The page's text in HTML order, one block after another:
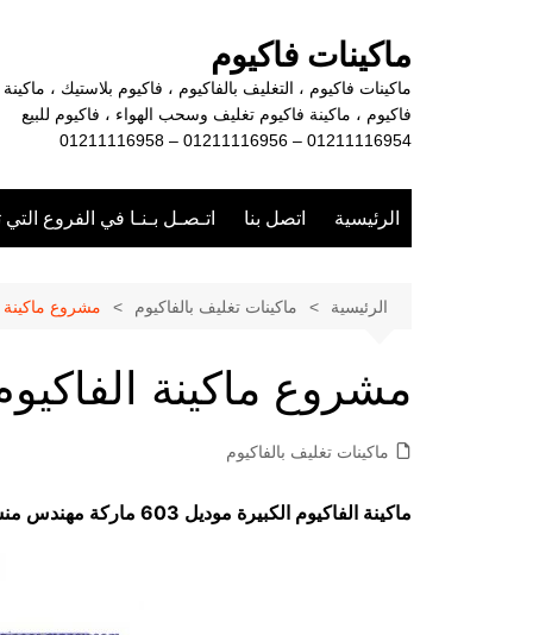
ماكينات فاكيوم
ماكينات فاكيوم ، التغليف بالفاكيوم ، فاكيوم بلاستيك ، ماكينة
فاكيوم ، ماكينة فاكيوم تغليف وسحب الهواء ، فاكيوم للبيع
01211116954 – 01211116956 – 01211116958
الرئيسية اتصل بنا اتـصـل بـنـا في الفروع
الرئيسية ماكينات تغليف بالفاكيوم مشروع ماكينة
مشروع ماكينة
ماكينات تغليف بالفاكيوم
ماكينة الفاكيوم الكبيرة موديل 603 ماركة مهندس منسي